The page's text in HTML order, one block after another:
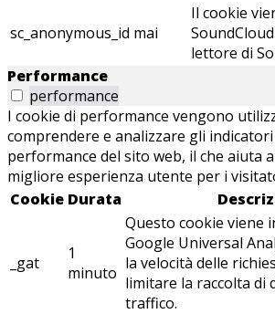
sc_anonymous_id mai
Il cookie
lettore di
Performance
performance
I cookie di performance vengono
comprendere e analizzare gli indicatori
performance del sito web, il che aiuta
migliore esperienza utente per i
Cookie Durata
_gat
1
minuto
Questo cookie viene
Google Universal
la velocità delle
limitare la raccolta di
traffico.